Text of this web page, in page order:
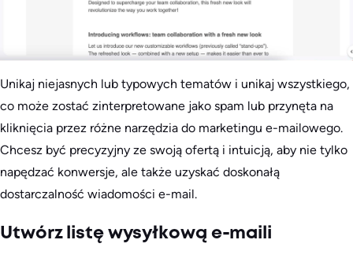
Unikaj niejasnych lub typowych tematów i unikaj wszystkiego,
co może zostać zinterpretowane jako spam lub przynęta na
kliknięcia przez różne narzędzia do marketingu e-mailowego.
Chcesz być precyzyjny ze swoją ofertą i intuicją, aby nie tylko
napędzać konwersje, ale także uzyskać doskonałą
dostarczalność wiadomości e-mail.
Utwórz listę wysyłkową e-maili